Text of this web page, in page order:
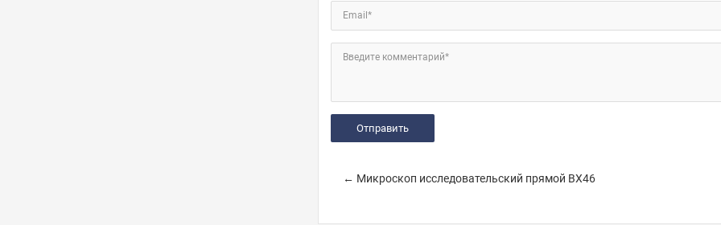
Email*
Введите комментарий*
← Микроскоп исследовательский прямой BX46